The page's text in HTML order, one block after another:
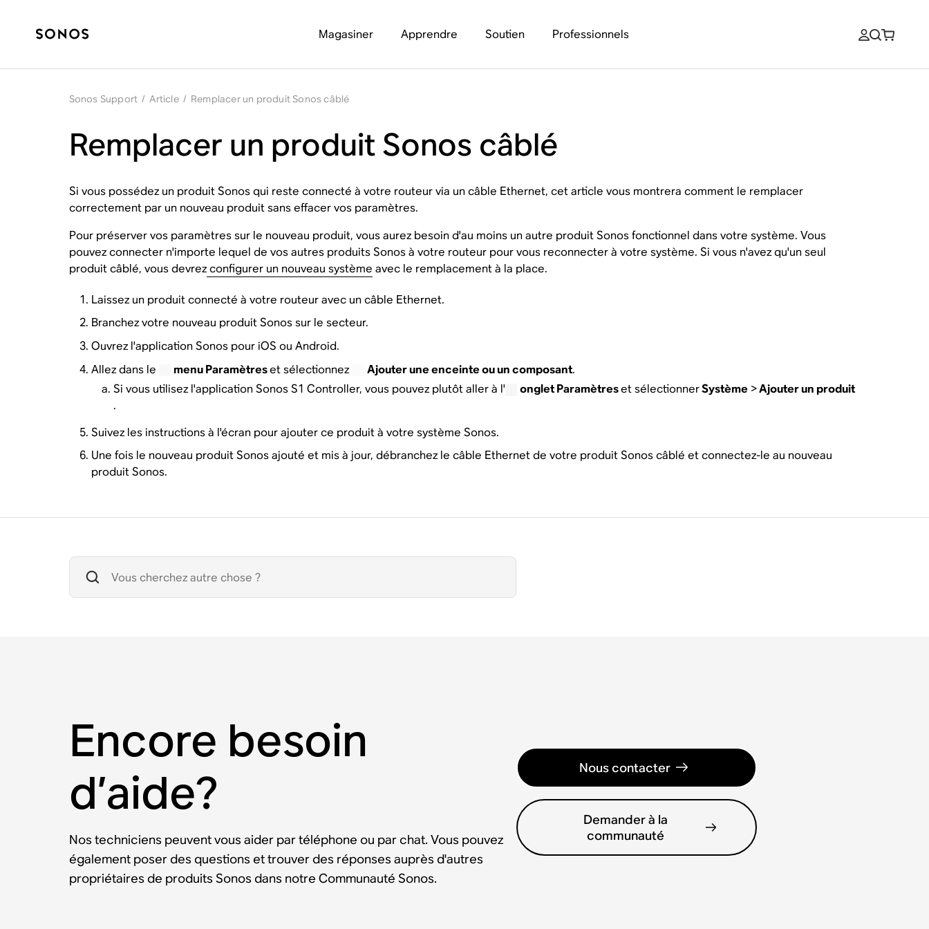
Magasiner Apprendre Soutien Professionnels
Sonos Support / Article / Remplacer un produit Sonos câblé
Remplacer un produit Sonos câblé
Si vous possédez un produit Sonos qui reste connecté à votre routeur via un câble Ethernet, cet article vous montrera comment le remplacer
correctement par un nouveau produit sans effacer vos paramètres.
Pour préserver vos paramètres sur le nouveau produit, vous aurez besoin d'au moins un autre produit Sonos fonctionnel dans votre système. Vous
pouvez connecter n'importe lequel de vos autres produits Sonos à votre routeur pour vous reconnecter à votre système. Si vous n'avez qu'un seul
produit câblé, vous devrezconfigurer un nouveau système avec le remplacement à la place.
Laissez un produit connecté à votre routeur avec un câble Ethernet.
Branchez votre nouveau produit Sonos sur le secteur.
Ouvrez l'application Sonos pour iOS ou Android.
Allez dans le
menu Paramètreset sélectionnez Ajouter une enceinte ou un composant.
Si vous utilisez l'application Sonos S1 Controller, vous pouvez plutôt aller à l'
onglet Paramètreset sélectionnerSystème >Ajouter un produit
.
Suivez les instructions à l'écran pour ajouter ce produit à votre système Sonos.
Une fois le nouveau produit Sonos ajouté et mis à jour, débranchez le câble Ethernet de votre produit Sonos câblé et connectez-le au nouveau
produit Sonos.
Encore besoin
d’aide?
Nos techniciens peuvent vous aider par téléphone ou par chat. Vous pouvez
également poser des questions et trouver des réponses auprès d'autres
propriétaires de produits Sonos dans notre Communauté Sonos.
Nous contacter
Demander à la
communauté